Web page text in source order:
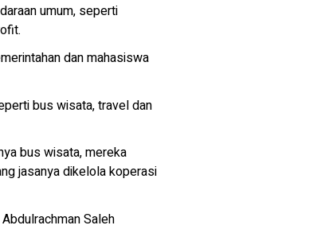
umum, seperti
dan mahasiswa
bus wisata, travel dan
bus wisata, mereka
jasanya dikelola koperasi
Saleh